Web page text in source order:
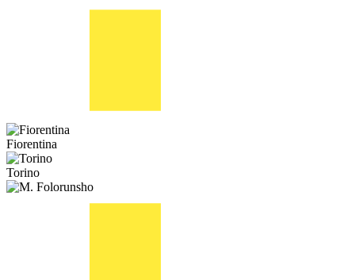
Fiorentina
Torino